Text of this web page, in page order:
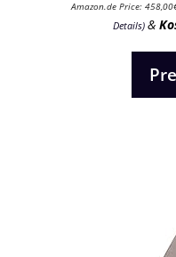
v
o
Amazon.de Price: 458,00
Details) &